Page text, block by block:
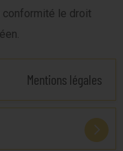
conformité le droit
Mentions légales